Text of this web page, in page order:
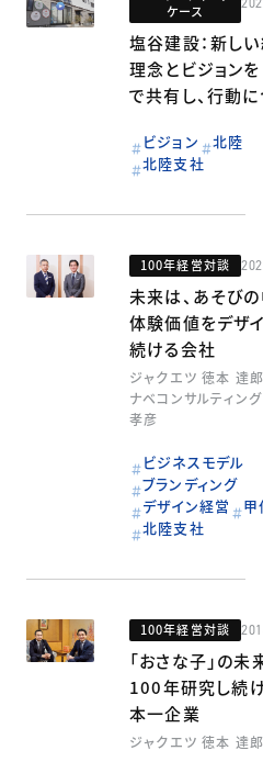
ケース
塩谷建設：新し
理念とビジョン
で共有し、行動
ビジョン
北陸
北陸支社
100年経営対談
未来は、あそびの
体験価値をデザ
続ける会社
ジャクエツ 徳本 達
ナベコンサルティン
孝彦
ビジネスモデル
ブランディング
デザイン経営
甲
北陸支社
100年経営対談
「おさな子」の未
100年研究し続
本一企業
ジャクエツ 徳本 達